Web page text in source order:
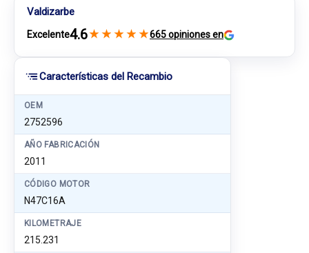
Características del Recambio
OEM
2752596
AÑO FABRICACIÓN
2011
CÓDIGO MOTOR
N47C16A
KILOMETRAJE
215.231
Valdizarbe
Excelente4.6★ ★ ★ ★ ★665 opiniones en